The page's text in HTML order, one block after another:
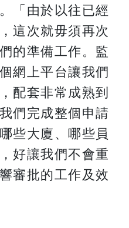
「由於以往已經
這次就毋須再次
的準備工作。監
網上平台讓我們
配套非常成熟到
們完成整個申請
些大廈、哪些員
好讓我們不會重
審批的工作及效